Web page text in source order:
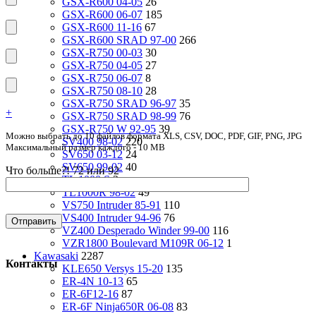
GSX-R600 06-07 185
GSX-R600 11-16 67
GSX-R600 SRAD 97-00 266
GSX-R750 00-03 30
GSX-R750 04-05 27
GSX-R750 06-07 8
GSX-R750 08-10 28
GSX-R750 SRAD 96-97 35
GSX-R750 SRAD 98-99 76
GSX-R750 W 92-95 39
SV400 98-02 220
SV650 03-12 24
SV650 99-02 40
TL 1000 S 2
TL1000R 98-02 49
VS750 Intruder 85-91 110
VS400 Intruder 94-96 76
VZ400 Desperado Winder 99-00 116
VZR1800 Boulevard M109R 06-12 1
Kawasaki 2287
KLE650 Versys 15-20 135
ER-4N 10-13 65
ER-6F12-16 87
ER-6F Ninja650R 06-08 83
+
Можно выбрать до 10 файлов формата XLS, CSV, DOC, PDF, GIF, PNG, JPG
Максимальный размер каждого - 10 MB
Что больше?! 72 или 92
Контакты